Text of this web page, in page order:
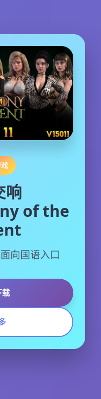
响
of the
向国语入口
载